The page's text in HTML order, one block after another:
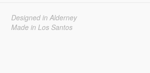
Designed in Alderney
Made in Los Santos